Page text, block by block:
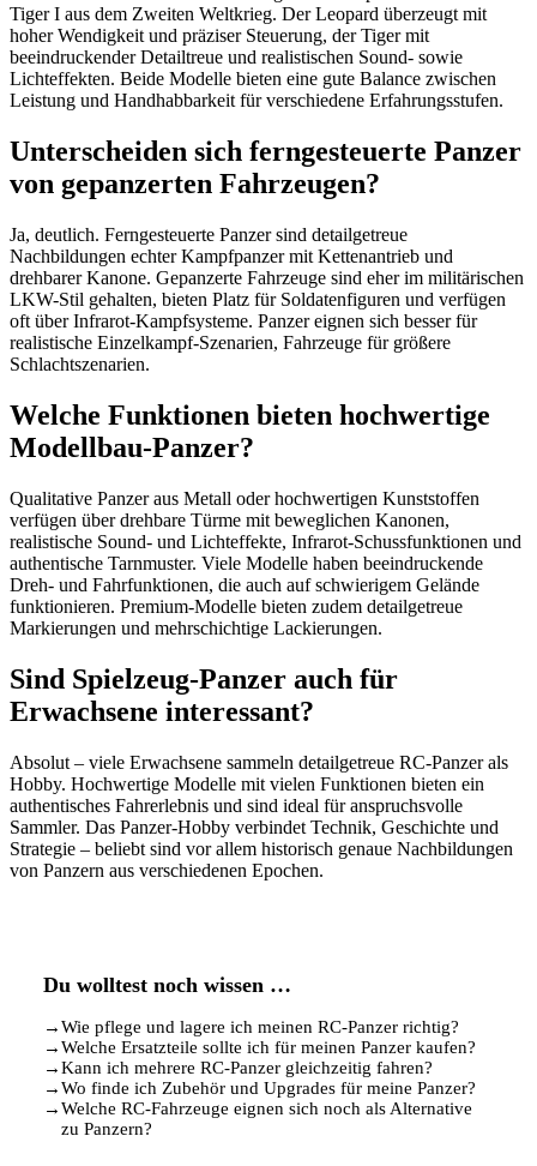
Tiger I aus dem Zweiten Weltkrieg. Der Leopard überzeugt mit
hoher Wendigkeit und präziser Steuerung, der Tiger mit
beeindruckender Detailtreue und realistischen Sound- sowie
Lichteffekten. Beide Modelle bieten eine gute Balance zwischen
Leistung und Handhabbarkeit für verschiedene Erfahrungsstufen.
Unterscheiden sich ferngesteuerte Panzer
von gepanzerten Fahrzeugen?
Ja, deutlich. Ferngesteuerte Panzer sind detailgetreue
Nachbildungen echter Kampfpanzer mit Kettenantrieb und
drehbarer Kanone. Gepanzerte Fahrzeuge sind eher im militärischen
LKW-Stil gehalten, bieten Platz für Soldatenfiguren und verfügen
oft über Infrarot-Kampfsysteme. Panzer eignen sich besser für
realistische Einzelkampf-Szenarien, Fahrzeuge für größere
Schlachtszenarien.
Welche Funktionen bieten hochwertige
Modellbau-Panzer?
Qualitative Panzer aus Metall oder hochwertigen Kunststoffen
verfügen über drehbare Türme mit beweglichen Kanonen,
realistische Sound- und Lichteffekte, Infrarot-Schussfunktionen und
authentische Tarnmuster. Viele Modelle haben beeindruckende
Dreh- und Fahrfunktionen, die auch auf schwierigem Gelände
funktionieren. Premium-Modelle bieten zudem detailgetreue
Markierungen und mehrschichtige Lackierungen.
Sind Spielzeug-Panzer auch für
Erwachsene interessant?
Absolut – viele Erwachsene sammeln detailgetreue RC-Panzer als
Hobby. Hochwertige Modelle mit vielen Funktionen bieten ein
authentisches Fahrerlebnis und sind ideal für anspruchsvolle
Sammler. Das Panzer-Hobby verbindet Technik, Geschichte und
Strategie – beliebt sind vor allem historisch genaue Nachbildungen
von Panzern aus verschiedenen Epochen.
Du wolltest noch wissen …
→Wie pflege und lagere ich meinen RC-Panzer richtig?
→Welche Ersatzteile sollte ich für meinen Panzer kaufen?
→Kann ich mehrere RC-Panzer gleichzeitig fahren?
→Wo finde ich Zubehör und Upgrades für meine Panzer?
→Welche RC-Fahrzeuge eignen sich noch als Alternative
zu Panzern?